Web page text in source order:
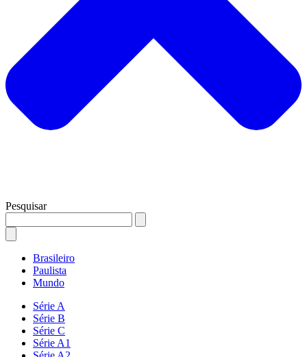
Pesquisar
Brasileiro
Paulista
Mundo
Série A
Série B
Série C
Série A1